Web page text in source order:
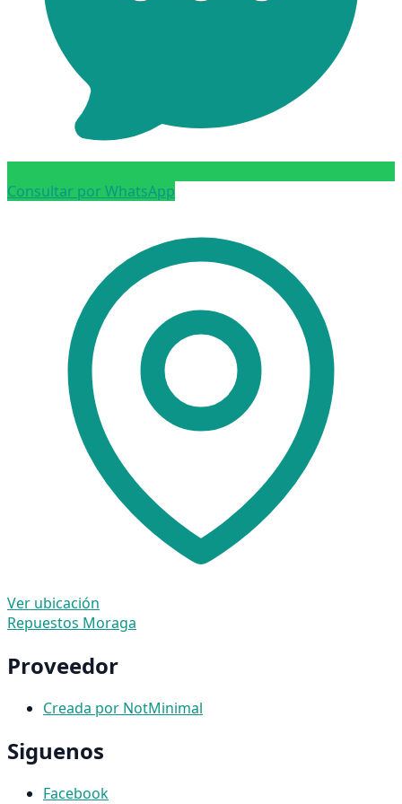
Consultar por WhatsApp
Ver ubicación
Repuestos Moraga
Proveedor
Creada por NotMinimal
Siguenos
Facebook